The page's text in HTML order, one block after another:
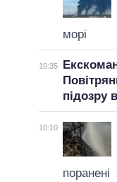
морі
10:35
підозру
10:10
поранені